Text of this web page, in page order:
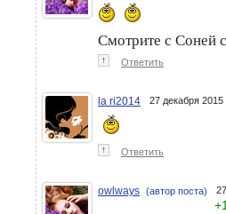
Смотрите с Соней
↑ Ответить
la ri2014 27 декабря
↑ Ответить
owlways (автор поста)
+1